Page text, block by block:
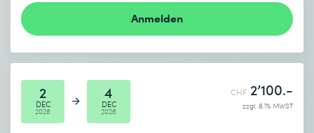
Anmelden
2
DEC
2026
4
DEC
2026
CHF 2’100.-
zzgl. 8.1% MWST